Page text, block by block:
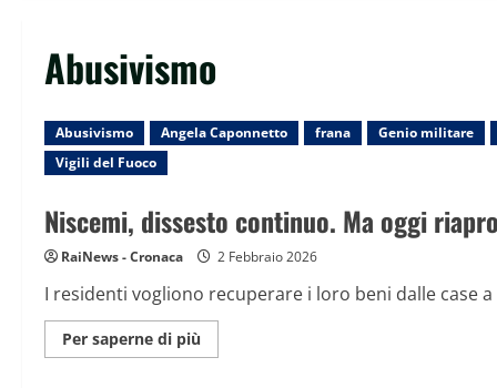
Abusivismo
Abusivismo Angela Caponnetto frana Genio militare
Vigili del Fuoco
Niscemi, dissesto continuo. Ma oggi
RaiNews - Cronaca 2 Febbraio 2026
I residenti vogliono recuperare i loro beni dalle case
Per saperne di più
informazioni